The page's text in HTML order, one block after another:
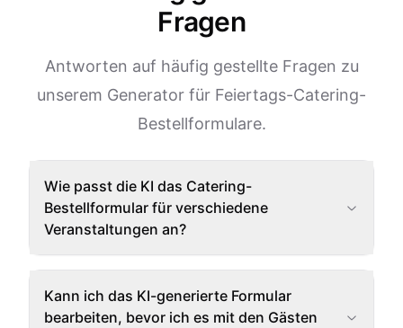
Fragen
Antworten auf häufig gestellte Fragen zu
unserem Generator für Feiertags-Catering-
Bestellformulare.
Wie passt die KI das Catering-
Bestellformular für verschiedene
Veranstaltungen an?
Kann ich das KI-generierte Formular
bearbeiten, bevor ich es mit den Gästen